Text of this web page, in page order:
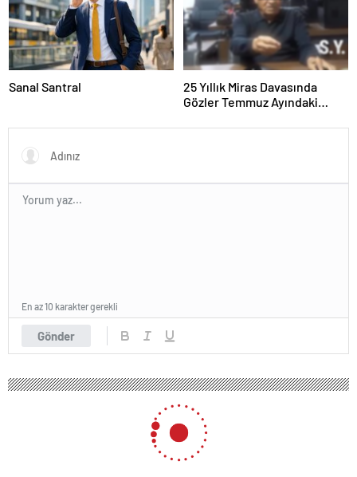
Sanal Santral
25 Yıllık Miras Davasında
Gözler Temmuz Ayındaki
Gönder
En az 10 karakter gerekli